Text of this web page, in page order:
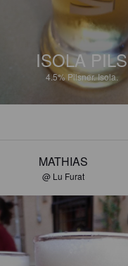
ISOLA PILS
4.5% Pilsner.Isola.
MATHIAS
@ Lu Furat